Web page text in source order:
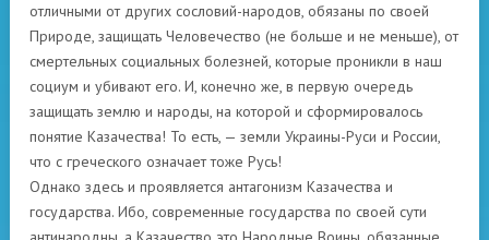
отличными от других сословий-народов, обязаны по своей
Природе, защищать Человечество (не больше и не меньше), от
смертельных социальных болезней, которые проникли в наш
социум и убивают его. И, конечно же, в первую очередь
защищать землю и народы, на которой и сформировалось
понятие Казачества! То есть, — земли Украины-Руси и России,
что с греческого означает тоже Русь!
Однако здесь и проявляется антагонизм Казачества и
государства. Ибо, современные государства по своей сути